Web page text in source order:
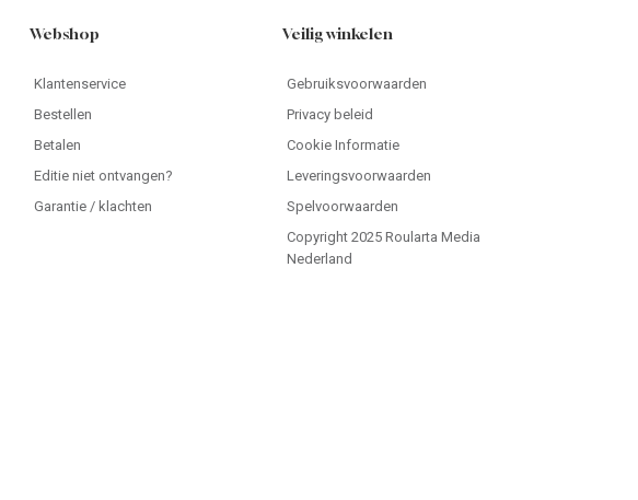
Webshop
Klantenservice
Bestellen
Betalen
Editie niet ontvangen?
Garantie / klachten
Veilig winkelen
Gebruiksvoorwaarden
Privacy beleid
Cookie Informatie
Leveringsvoorwaarden
Spelvoorwaarden
Copyright 2025 Roularta Media
Nederland